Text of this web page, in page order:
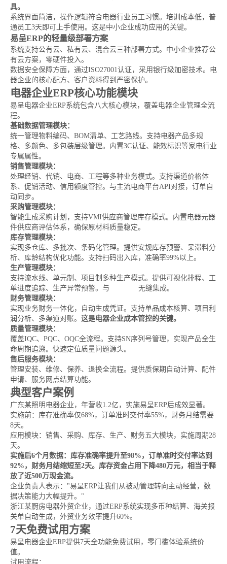
具。
系统界面简洁，操作逻辑符合电器行业员工习惯。培训成本低，普
通员工3天即可上手使用。这是中小企业成功应用的关键。
易呈ERP的轻量级部署方案
系统支持公有云、私有云、混合云三种部署方式。中小企业推荐公
有云方案，零硬件投入。
数据安全保障方面，通过ISO27001认证，采用银行级加密技术。电
器企业的核心配方、客户资料得到严密保护。
电器企业ERP核心功能模块
易呈电器企业ERP系统包含八大核心模块，覆盖电器企业管理全流
程。
基础数据管理模块：
统一管理物料编码、BOM清单、工艺路线。支持电器产品多规
格、多颜色、多包装层级管理。内置3C认证、能效标识等家电行业
专属属性。
销售管理模块：
处理经销、代销、电商、工程等多种业务模式。支持渠道价格体
系、促销活动、信用额度管控。与主流电商平台API对接，订单自
动同步。
采购管理模块：
智能生成采购计划，支持VMI供应商管理库存模式。内置电器元器
件供应商评估体系，确保原材料质量稳定。
库存管理模块：
实现多仓库、多批次、条码化管理。提供安规库存预警、呆滞料分
析、库龄结构优化功能。支持扫码出入库，准确率99%以上。
生产管理模块：
支持流水线、单元制、项目制多种生产模式。提供可视化排程、工
单进度追踪、生产异常预警。与
无缝集成。
财务管理模块：
实现业务财务一体化，自动生成凭证。支持单品成本核算、项目利
润分析、多渠道对账。 这是电器企业成本管控的关键。
质量管理模块：
覆盖IQC、PQC、OQC全流程。支持SN序列号管理，实现产品全生
命周期追溯。快速定位质量问题源头。
售后服务模块：
管理安装、维修、保养、退换全流程。提供质保期自动计算、配件
申请、服务网点结算功能。
典型客户案例
广东某照明电器企业，年营收1.2亿，实施易呈ERP后成效显著。
实施前：库存准确率仅68%，订单准时交付率55%，财务月结需要
8天。
应用模块：销售、采购、库存、生产、财务五大模块，实施周期28
天。
实施后6个月数据：库存准确率提升至98%，订单准时交付率达到
92%，财务月结缩短至2天。库存资金占用下降480万元，相当于释
放了近500万现金流。
企业负责人表示："易呈ERP让我们从被动管理转向主动经营，数
据决策能力大幅提升。"
浙江某厨房电器外贸企业，通过ERP系统实现多币种结算、海关报
关单自动生成，外贸业务效率提升60%。
7天免费试用方案
易呈电器企业ERP提供7天全功能免费试用，零门槛体验系统价
值。
试用流程：